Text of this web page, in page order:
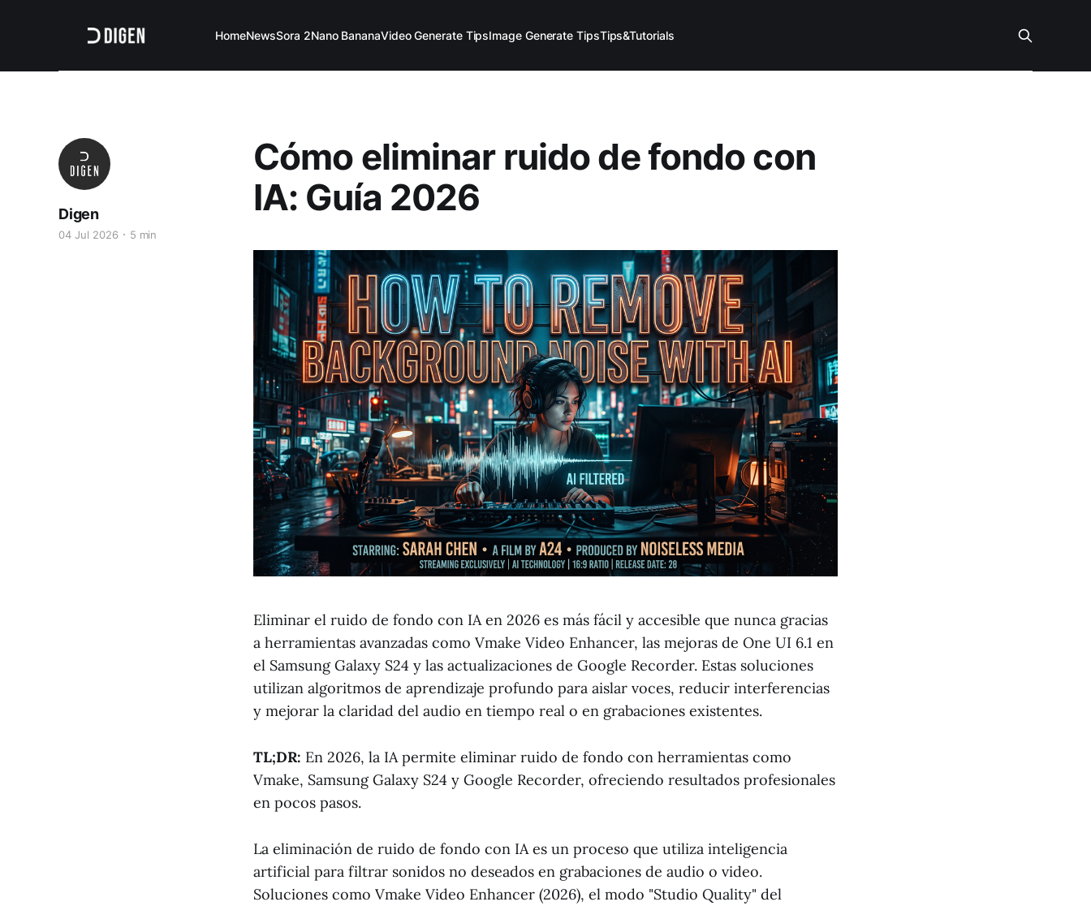
HomeNewsSora 2Nano BananaVideo Generate TipsImage Generate TipsTips&Tutorials
Cómo eliminar ruido de fondo con
IA: Guía 2026
Digen
04 Jul 2026 5 min
Eliminar el ruido de fondo con IA en 2026 es más fácil y accesible que nunca gracias
a herramientas avanzadas como Vmake Video Enhancer, las mejoras de One UI 6.1 en
el Samsung Galaxy S24 y las actualizaciones de Google Recorder. Estas soluciones
utilizan algoritmos de aprendizaje profundo para aislar voces, reducir interferencias
y mejorar la claridad del audio en tiempo real o en grabaciones existentes.
TL;DR: En 2026, la IA permite eliminar ruido de fondo con herramientas como
Vmake, Samsung Galaxy S24 y Google Recorder, ofreciendo resultados profesionales
en pocos pasos.
La eliminación de ruido de fondo con IA es un proceso que utiliza inteligencia
artificial para filtrar sonidos no deseados en grabaciones de audio o video.
Soluciones como Vmake Video Enhancer (2026), el modo "Studio Quality" del